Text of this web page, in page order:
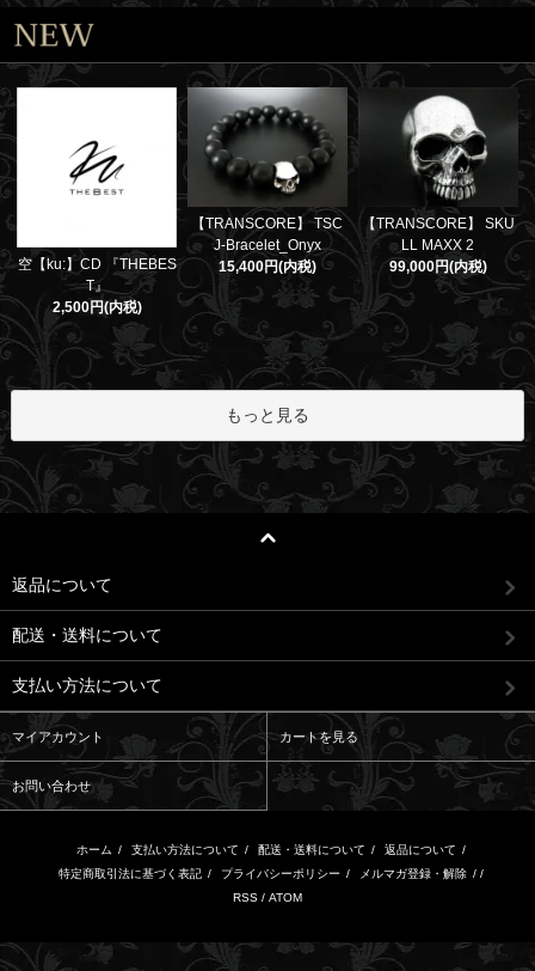
空【ku:】CD 『THEBES
T』
2,500円(内税)
【TRANSCORE】 TSC
J-Bracelet_Onyx
15,400円(内税)
【TRANSCORE】 SKU
LL MAXX 2
99,000円(内税)
もっと見る
返品について
配送・送料について
支払い方法について
マイアカウント カートを見る
お問い合わせ
ホーム / 支払い方法について / 配送・送料について / 返品について /
特定商取引法に基づく表記 / プライバシーポリシー / メルマガ登録・解除 / /
RSS / ATOM